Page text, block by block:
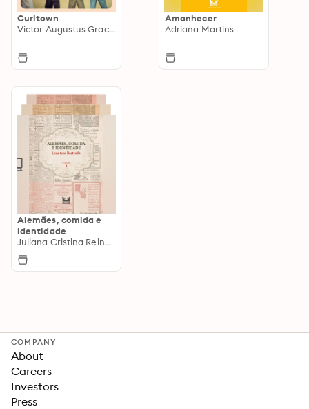
Curitown
Victor Augustus Graciotto
Amanhecer
Adriana Martins
Alemães, comida e
identidade
Juliana Cristina Reinhardt
COMPANY
About
Careers
Investors
Press